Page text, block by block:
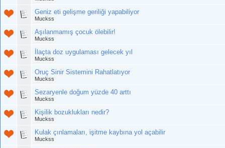
Geniz eti gelişme geriliği yapabiliyor
Muckss
Aşılanmamış çocuk ölebilir!
Muckss
İlaçta doz uygulaması gelecek yıl
Muckss
Oruç Sinir Sistemini Rahatlatıyor
Muckss
Sezaryenle doğum yüzde 40 arttı
Muckss
Kişilik bozuklukları nedir?
Muckss
Kulak çınlamaları, işitme kaybına yol açabilir
Muckss